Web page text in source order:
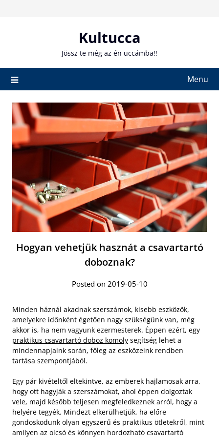
Kultucca
Jössz te még az én uccámba!!
Menu
Hogyan vehetjük hasznát a csavartartó
doboznak?
Posted on 2019-05-10
Minden háznál akadnak szerszámok, kisebb eszközök,
amelyekre időnként égetően nagy szükségünk van, még
akkor is, ha nem vagyunk ezermesterek. Éppen ezért, egy
praktikus csavartartó doboz komoly segítség lehet a
mindennapjaink során, főleg az eszközeink rendben
tartása szempontjából.
Egy pár kivételtől eltekintve, az emberek hajlamosak arra,
hogy ott hagyják a szerszámokat, ahol éppen dolgoztak
vele, majd később teljesen megfeledkeznek arról, hogy a
helyére tegyék. Mindezt elkerülhetjük, ha előre
gondoskodunk olyan egyszerű és praktikus ötletekről, mint
amilyen az olcsó és könnyen hordozható csavartartó